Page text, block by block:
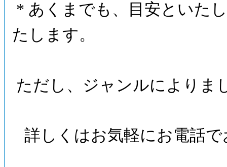
* あくまでも、目安といた
たします。
ただし、ジャンルによりま
詳しくはお気軽にお電話